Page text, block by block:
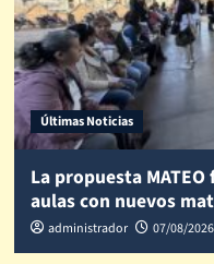
Últimas Noticias
La propuesta
aulas con nuevos
administrador 07/08/2026